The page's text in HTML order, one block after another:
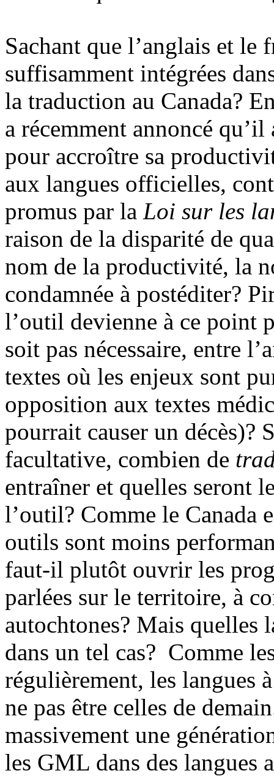
Sachant que l’anglais et le
suffisamment intégrées
la traduction au Canada?
a récemment annoncé
pour accroître sa
aux langues officielles,
promus par la Loi sur les
raison de la disparité de
nom de la productivité, la
condamnée à postéditer?
l’outil devienne à ce point
soit pas nécessaire, entre
textes où les enjeux sont
opposition aux textes
pourrait causer un
facultative, combien de
entraîner et quelles seront
l’outil? Comme le Canada
outils sont moins
faut-il plutôt ouvrir les
parlées sur le territoire, à
autochtones? Mais quelles
dans un tel cas? Comme
régulièrement, les langues
ne pas être celles de
massivement une
les GML dans des langues